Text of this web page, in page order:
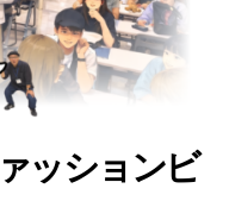
ッションビ